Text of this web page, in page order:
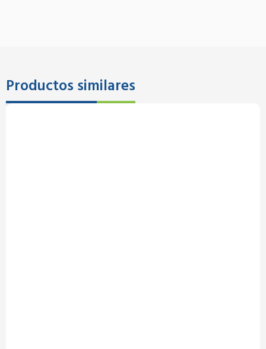
Productos similares